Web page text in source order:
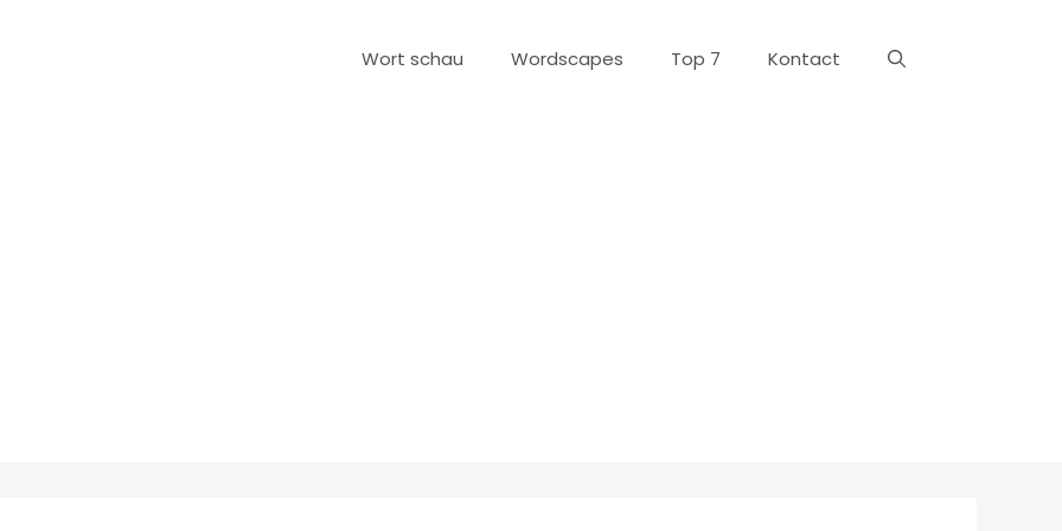
Wort schau Wordscapes Top 7 Kontact